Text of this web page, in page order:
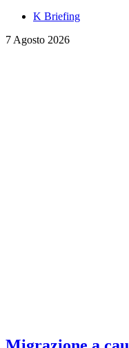
K Briefing
7 Agosto 2026